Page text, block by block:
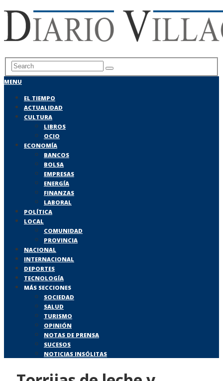
MENU
EL TIEMPO
ACTUALIDAD
CULTURA
LIBROS
OCIO
ECONOMÍA
BANCOS
BOLSA
EMPRESAS
ENERGÍA
FINANZAS
LABORAL
POLÍTICA
LOCAL
COMUNIDAD
PROVINCIA
NACIONAL
INTERNACIONAL
DEPORTES
TECNOLOGÍA
MÁS SECCIONES
SOCIEDAD
SALUD
TURISMO
OPINIÓN
NOTAS DE PRENSA
SUCESOS
NOTICIAS INSÓLITAS